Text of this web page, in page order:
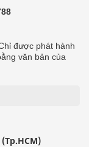
được phát hành
văn bản của